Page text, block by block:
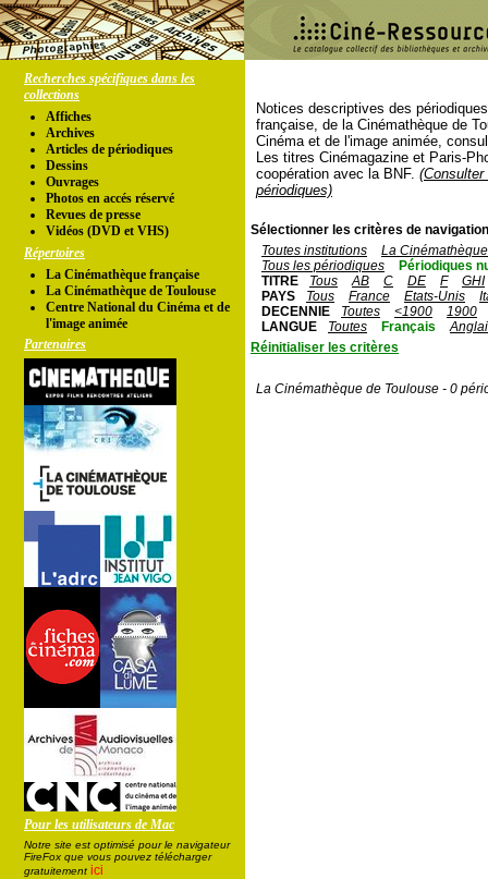
Recherches spécifiques dans les
collections
Affiches
Archives
Articles de périodiques
Dessins
Ouvrages
Photos en accés réservé
Revues de presse
Vidéos (DVD et VHS)
Répertoires
La Cinémathèque française
La Cinémathèque de Toulouse
Centre National du Cinéma et de
l'image animée
Partenaires
Pour les utilisateurs de Mac
Notre site est optimisé pour le navigateur
FireFox que vous pouvez télécharger
gratuitement ici
Notices descriptives des
française, de la Cinémathèque de
Cinéma et de l'image animée,
Les titres Cinémagazine et Paris-
coopération avec la BNF.
périodiques)
Sélectionner les critères de
Toutes institutions
La
Tous les périodiques
Périodiques
TITRE
Tous AB C DE F
GHI
PAYS
Tous France Etats-Unis
DECENNIE
Toutes <1900
1900
LANGUE
Toutes Français
Réinitialiser les critères
La Cinémathèque de Toulouse - 0